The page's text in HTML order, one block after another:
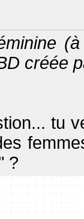
créée
tu
?